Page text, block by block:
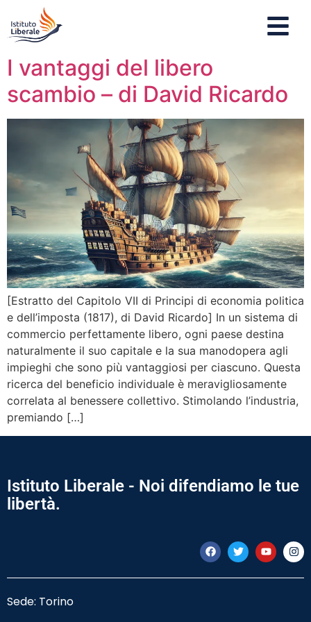
I vantaggi del libero
scambio – di David Ricardo
[Estratto del Capitolo VII di Principi di economia politica
e dell’imposta (1817), di David Ricardo] In un sistema di
commercio perfettamente libero, ogni paese destina
naturalmente il suo capitale e la sua manodopera agli
impieghi che sono più vantaggiosi per ciascuno. Questa
ricerca del beneficio individuale è meravigliosamente
correlata al benessere collettivo. Stimolando l’industria,
premiando […]
Istituto Liberale - Noi difendiamo le tue
libertà.
Sede: Torino